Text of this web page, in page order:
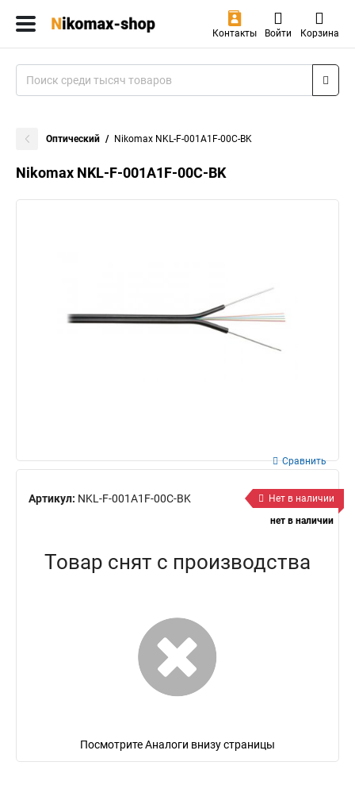
Контакты Войти Корзина
Оптический Nikomax NKL-F-001A1F-00C-BK
Nikomax NKL-F-001A1F-00C-BK
Артикул: NKL-F-001A1F-00C-BK
Сравнить
Нет в наличии
нет в наличии
Товар снят с производства
Посмотрите Аналоги внизу страницы